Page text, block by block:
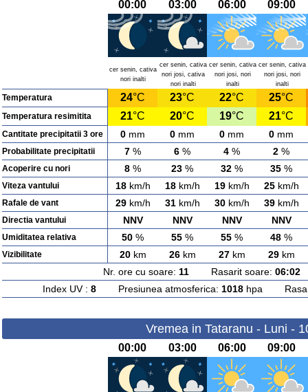
00:00 03:00 06:00 09:00
cer senin, cativa
nori inalti
cer senin, cativa
nori josi, cativa
nori inalti
cer senin, cativa
nori josi, nori
inalti
cer senin, cativa
nori josi, nori
inalti
Temperatura 24°C 23°C 22°C 25°C
Temperatura resimitita 21°C 20°C 19°C 21°C
Cantitate precipitatii 3 ore 0 mm 0 mm 0 mm 0 mm
Probabilitate precipitatii 7 % 6 % 4 % 2 %
Acoperire cu nori 8 % 23 % 32 % 35 %
Viteza vantului 18km/h 18km/h 19km/h 25km/h
Rafale de vant 29km/h 31km/h 30km/h 39km/h
Directia vantului NNV NNV NNV NNV
Umiditatea relativa 50 % 55 % 55 % 48 %
Vizibilitate 20km 26km 27km 29km
Nr. ore cu soare: 11 Rasarit soare: 06:02
Index UV : 8Presiunea atmosferica: 1018hpa
Vremea in Tataranu - Luni -
00:00 03:00 06:00 09:00